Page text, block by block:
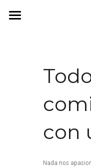
NOSOTROS
PROYECTOS
+52 999 494
con
Nada nos